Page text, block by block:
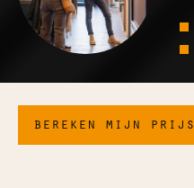
bereken mijn prijs